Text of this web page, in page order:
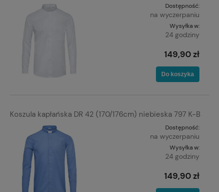
Dostępność:
na wyczerpaniu
Wysyłka w:
24 godziny
149,90 zł
Do koszyka
Koszula kapłańska DR 42 (170/176cm) niebieska 797 K-B
Dostępność:
na wyczerpaniu
Wysyłka w:
24 godziny
149,90 zł